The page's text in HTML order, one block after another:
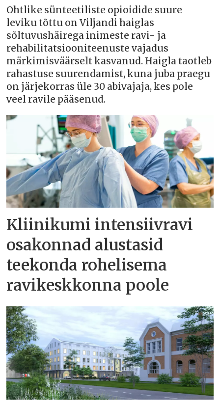
Ohtlike sünteetiliste opioidide suure
leviku tõttu on Viljandi haiglas
sõltuvushäirega inimeste ravi- ja
rehabilitatsiooniteenuste vajadus
märkimisväärselt kasvanud. Haigla taotleb
rahastuse suurendamist, kuna juba praegu
on järjekorras üle 30 abivajaja, kes pole
veel ravile pääsenud.
Kliinikumi intensiivravi
osakonnad alustasid
teekonda rohelisema
ravikeskkonna poole